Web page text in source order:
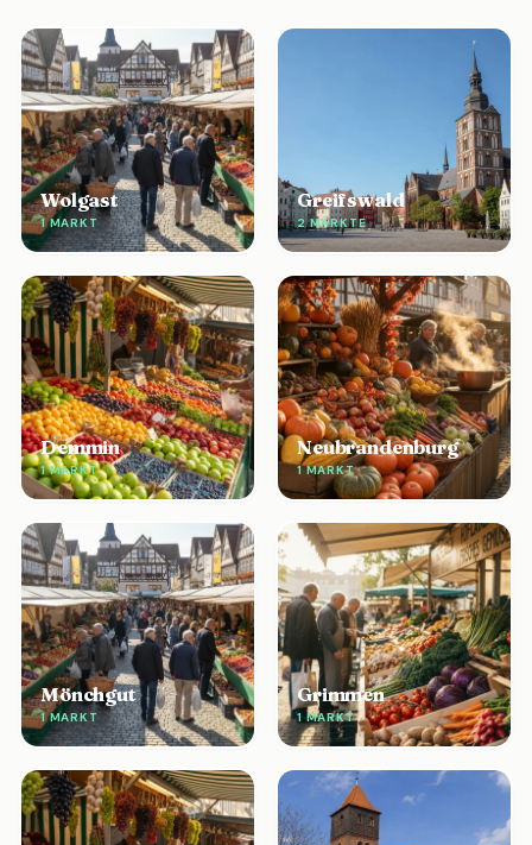
Wolgast
1 MARKT
Greifswald
2 MÄRKTE
Demmin
1 MARKT
Neubrandenburg
1 MARKT
Mönchgut
1 MARKT
Grimmen
1 MARKT